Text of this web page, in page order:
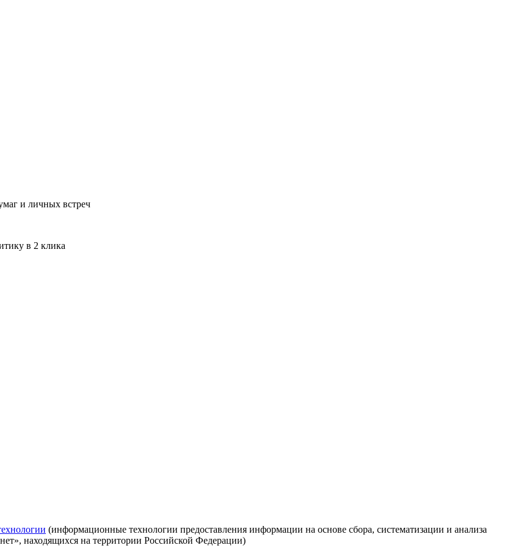
и личных встреч
в 2 клика
(информационные технологии предоставления информации на основе сбора, систематизации и анализа
находящихся на территории Российской Федерации)